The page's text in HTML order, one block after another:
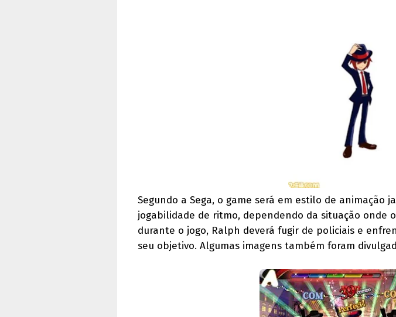
Segundo a Sega, o game será em estilo de animação
jogabilidade de ritmo, dependendo da situação onde
durante o jogo, Ralph deverá fugir de policiais e
seu objetivo. Algumas imagens também foram